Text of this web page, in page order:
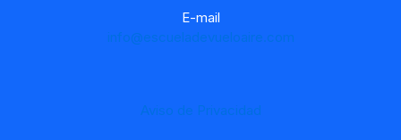
E-mail
info@escueladevueloaire.com
Aviso de Privacidad